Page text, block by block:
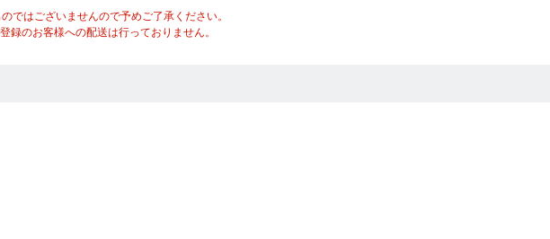
ではございませんので予めご了承ください。
のお客様への配送は行っておりません。